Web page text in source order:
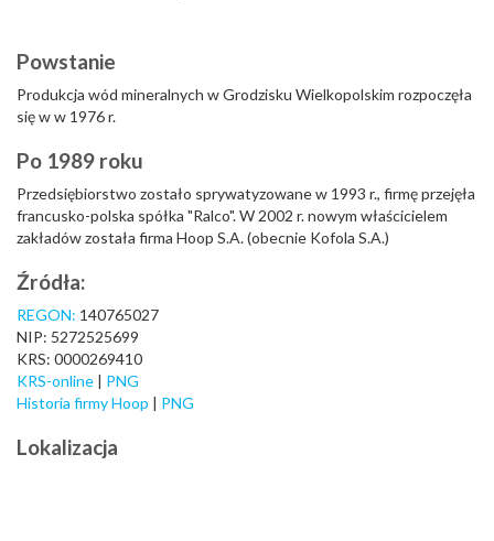
Powstanie
Produkcja wód mineralnych w Grodzisku Wielkopolskim rozpoczęła
się w w 1976 r.
Po 1989 roku
Przedsiębiorstwo zostało sprywatyzowane w 1993 r., firmę przejęła
francusko-polska spółka "Ralco". W 2002 r. nowym właścicielem
zakładów została firma Hoop S.A. (obecnie Kofola S.A.)
Źródła:
REGON: 140765027
NIP: 5272525699
KRS: 0000269410
KRS-online | PNG
Historia firmy Hoop | PNG
Lokalizacja